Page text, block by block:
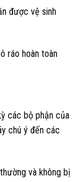
được vệ sinh
ráo hoàn toàn
các bộ phận của
chú ý đến các
và không bị